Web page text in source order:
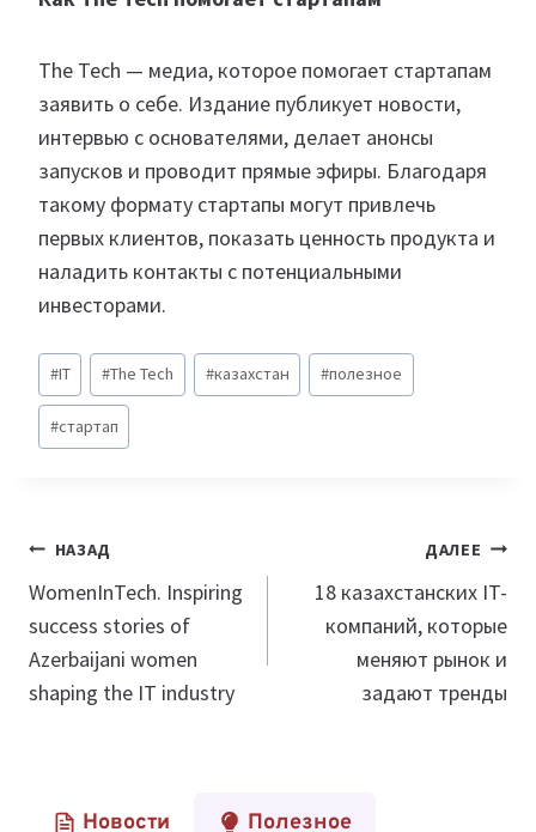
The Tech — медиа, которое помогает стартапам
заявить о себе. Издание публикует новости,
интервью с основателями, делает анонсы
запусков и проводит прямые эфиры. Благодаря
такому формату стартапы могут привлечь
первых клиентов, показать ценность продукта и
наладить контакты с потенциальными
инвесторами.
Метки
записи:
#IT #The Tech #казахстан #полезное
#стартап
Навигация
по
записям
НАЗАД
WomenInTech. Inspiring
success stories of
Azerbaijani women
shaping the IT industry
ДАЛЕЕ
18 казахстанских IT-
компаний, которые
меняют рынок и
задают тренды
Новости Полезное